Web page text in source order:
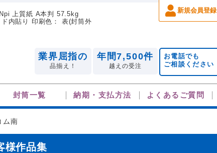
上質紙 A本判 57.5kg
内貼り 印刷色： 表(封筒外
新規会員登録
業界屈指の
品揃え！
年間7,500件
越えの受注
お電話でも
ご相談ください
封筒一覧 納期・支払方法 よくあるご質問
ム南
様作品集